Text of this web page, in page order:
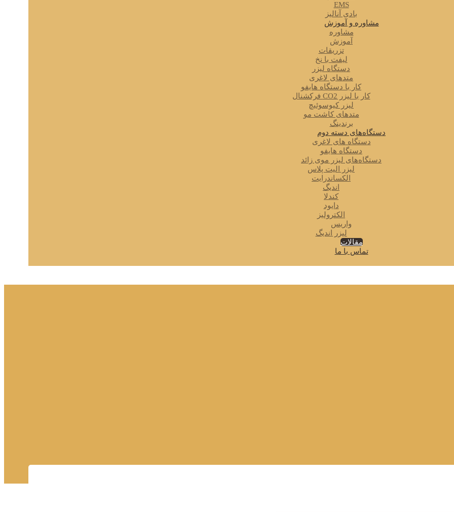
EMS
بادی آنالیز
مشاوره و آموزش
مشاوره
آموزش
تزریقات
لیفت با نخ
دستگاه لیزر
متدهای لاغری
کار با دستگاه هایفو
کار با لیزر CO2 فرکشنال
لیزر کیوسوئیچ
متدهای کاشت مو
برندینگ
دستگاه‌های دسته دوم
دستگاه های لاغری
دستگاه هایفو
دستگاه‌های لیزر موی زائد
لیزر الیت پلاس
الکساندرایت
اندیگ
کندلا
دایود
الکترولیز
واریس
لیزر اندیگ
مقالات
تماس با ما